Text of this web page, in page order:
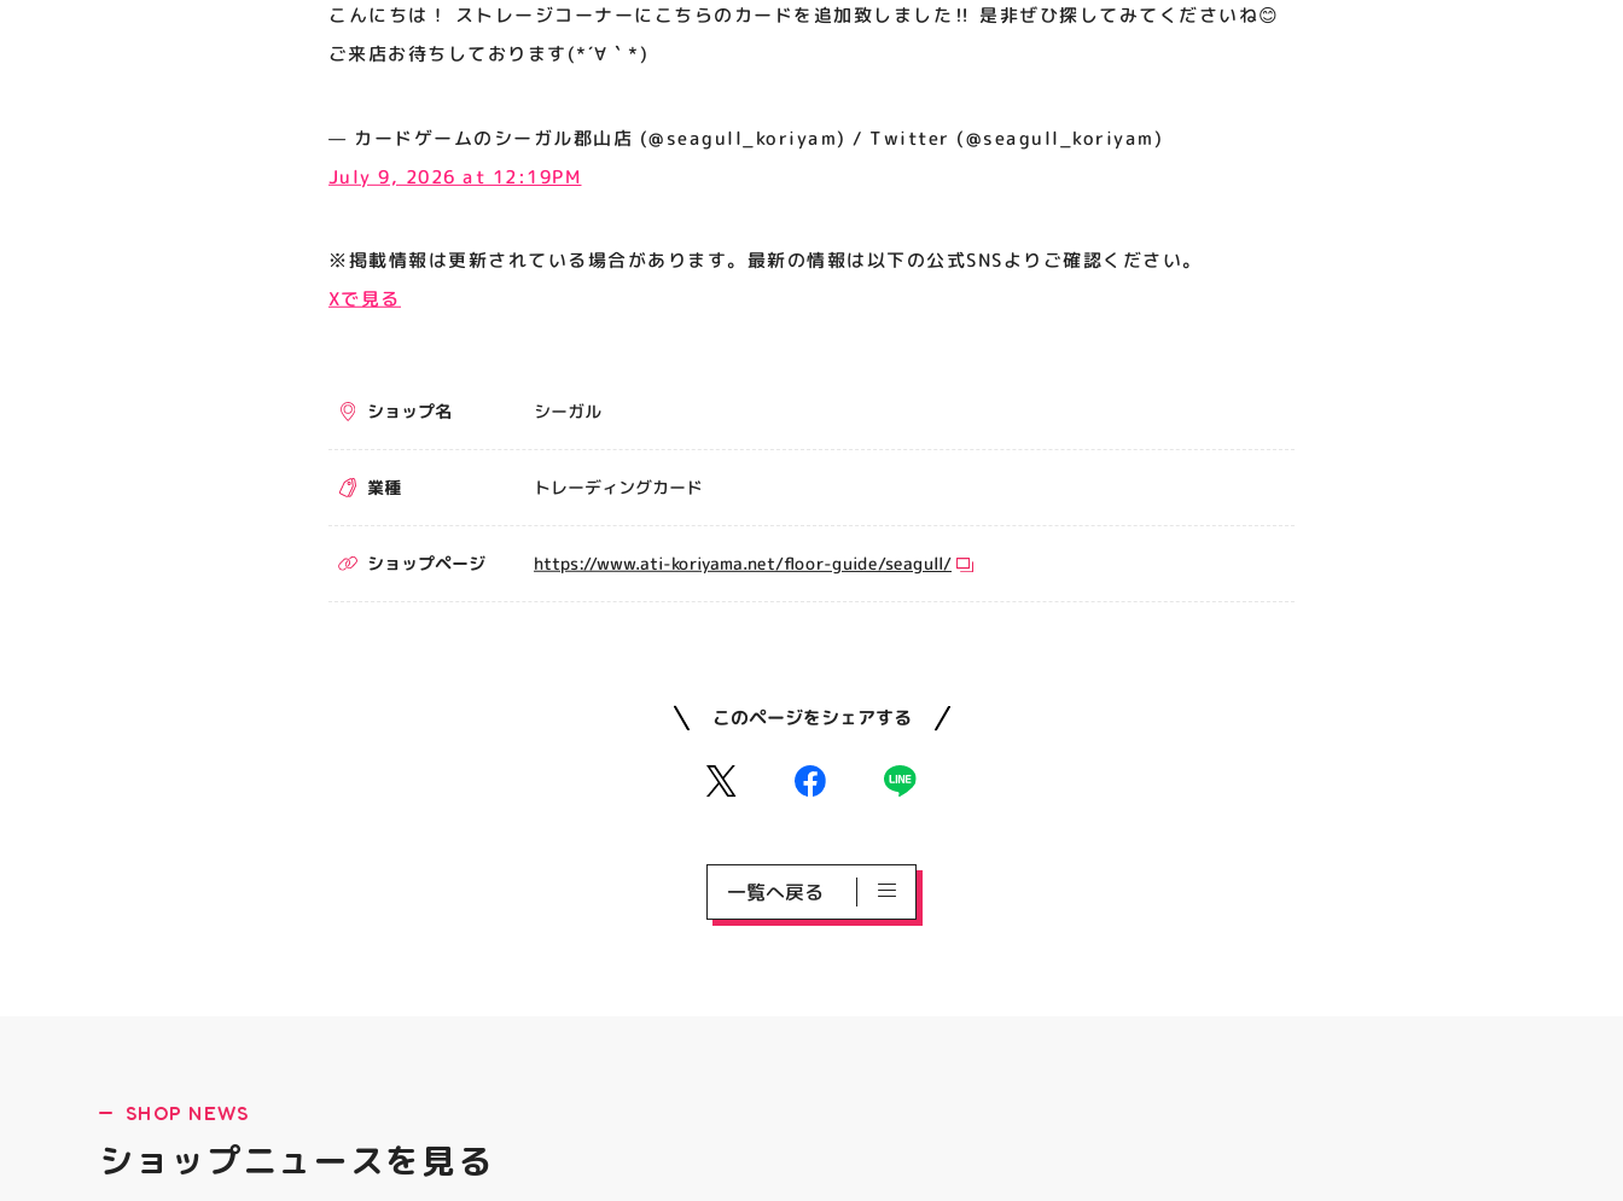
こんにちは！ ストレージコーナーにこちらのカードを追加致しました‼️ 是非ぜひ探してみてくださいね😊
ご来店お待ちしております(*´∀｀*)
— カードゲームのシーガル郡山店 (@seagull_koriyam) / Twitter (@seagull_koriyam)
July 9, 2026 at 12:19PM
※掲載情報は更新されている場合があります。最新の情報は以下の公式SNSよりご確認ください。
Xで見る
ショップ名 シーガル
業種 トレーディングカード
ショップページ https://www.ati-koriyama.net/floor-guide/seagull/
このページをシェアする
一覧へ戻る
SHOP NEWS
ショップニュースを見る